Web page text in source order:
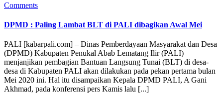
Comments
DPMD : Paling Lambat BLT di PALI dibagikan Awal Mei
PALI [kabarpali.com] – Dinas Pemberdayaan Masyarakat dan Desa
(DPMD) Kabupaten Penukal Abab Lematang Ilir (PALI)
menjanjikan pembagian Bantuan Langsung Tunai (BLT) di desa-
desa di Kabupaten PALI akan dilakukan pada pekan pertama bulan
Mei 2020 ini. Hal itu disampaikan Kepala DPMD PALI, A Gani
Akhmad, pada konferensi pers Kamis lalu [...]